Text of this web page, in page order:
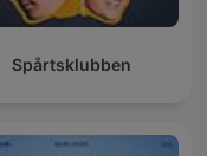
Spårtsklubben